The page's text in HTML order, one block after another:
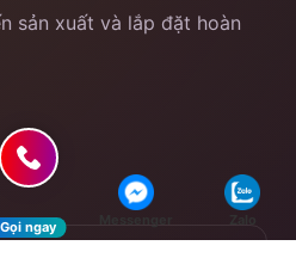
Gọi ngay
sản xuất và lắp đặt hoàn